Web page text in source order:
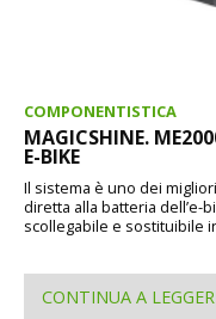
COMPONENTISTICA
MAGICSHINE.
E-BIKE
Il sistema è uno dei
diretta alla batteria dell’e-
scollegabile e sostituibile
CONTINUA A